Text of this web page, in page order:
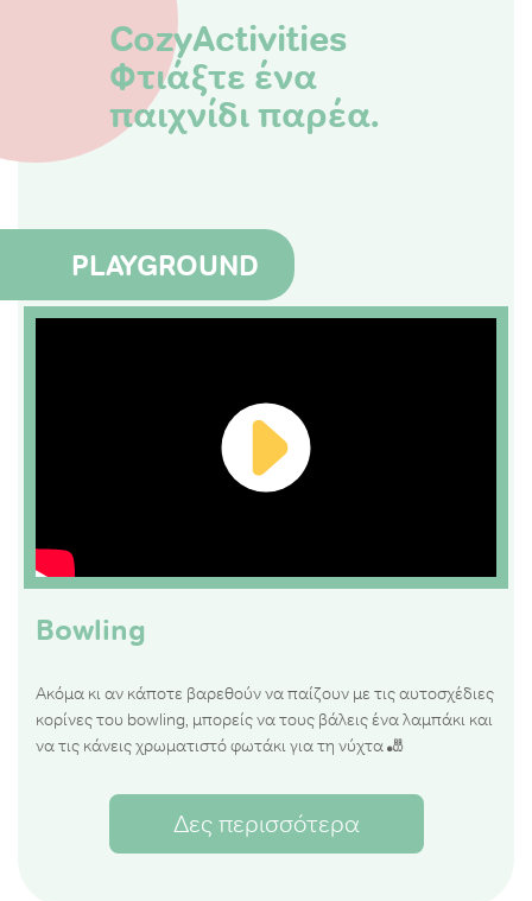
CozyActivities
Φτιάξτε ένα
παιχνίδι παρέα.
PLAYGROUND
Bowling
Ακόμα κι αν κάποτε βαρεθούν να παίζουν με τις αυτοσχέδιες
κορίνες του bowling, μπορείς να τους βάλεις ένα λαμπάκι και
να τις κάνεις χρωματιστό φωτάκι για τη νύχτα 🎳
Δες περισσότερα